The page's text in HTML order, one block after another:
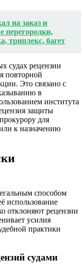
на заказ и
перегородки,
триплекс, багет
судах рецензии
повторной
Это связано с
в
института
защиты
для
к назначению
способом
использование
отклоняют рецензии
усилия
практики
судами